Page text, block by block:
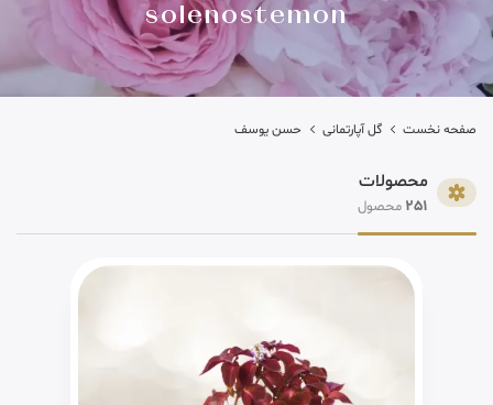
solenostemon
صفحه نخست گل آپارتمانی حسن یوسف
محصولات
251 محصول